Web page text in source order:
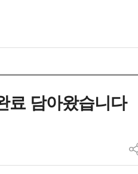
료 담아왔습니다